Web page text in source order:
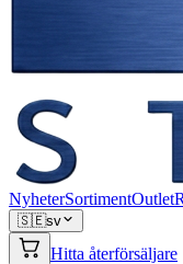
NyheterSortimentOutlet
🇸🇪sv
Hitta återförsäljare